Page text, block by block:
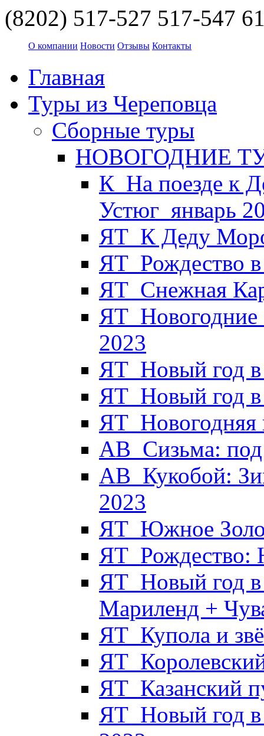
(8202) 517-527 517-547
О компании Новости Отзывы Контакты
Главная
Туры из Череповца
Сборные туры
НОВОГОДНИЕ
К_На поезде к
Устюг_январь
ЯТ_К Деду
ЯТ_Рождество
ЯТ_Снежная
2023
ЯТ_Новый год
ЯТ_Новый год в
ЯТ_Новогодняя
АВ_Сизьма: под
АВ_Кукобой:
2023
ЯТ_Южное
ЯТ_Рождество:
ЯТ_Новый год в
Мариленд +
ЯТ_Купола и
ЯТ_Казанский
ЯТ_Новый год